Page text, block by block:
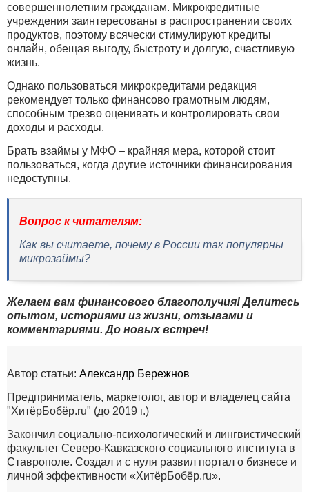
совершеннолетним гражданам. Микрокредитные
учреждения заинтересованы в распространении своих
продуктов, поэтому всячески стимулируют кредиты
онлайн, обещая выгоду, быстроту и долгую, счастливую
жизнь.
Однако пользоваться микрокредитами редакция
рекомендует только финансово грамотным людям,
способным трезво оценивать и контролировать свои
доходы и расходы.
Брать взаймы у МФО – крайняя мера, которой стоит
пользоваться, когда другие источники финансирования
недоступны.
Вопрос к читателям:
Как вы считаете, почему в России так популярны
микрозаймы?
Желаем вам финансового благополучия! Делитесь
опытом, историями из жизни, отзывами и
комментариями. До новых встреч!
Автор статьи: Александр Бережнов
Предприниматель, маркетолог, автор и владелец сайта
"ХитёрБобёр.ru" (до 2019 г.)
Закончил социально-психологический и лингвистический
факультет Северо-Кавказского социального института в
Ставрополе. Создал и с нуля развил портал о бизнесе и
личной эффективности «ХитёрБобёр.ru».